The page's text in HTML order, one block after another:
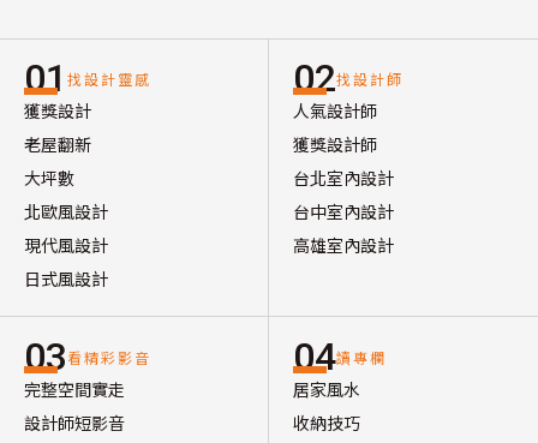
01 找設計靈感
獲獎設計
老屋翻新
大坪數
北歐風設計
現代風設計
日式風設計
02找設計師
人氣設計師
獲獎設計師
台北室內設計
台中室內設計
高雄室內設計
03看精彩影音
完整空間實走
設計師短影音
04讀專欄
居家風水
收納技巧